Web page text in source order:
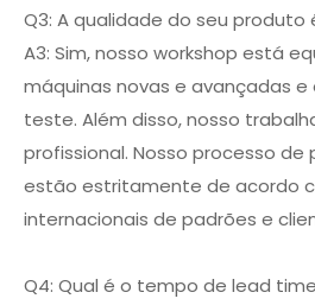
Q3: A qualidade do seu produto
A3: Sim, nosso workshop está
máquinas novas e avançadas
teste. Além disso, nosso
profissional. Nosso processo
estão estritamente de acordo
internacionais de padrões e
Q4: Qual é o tempo de lead